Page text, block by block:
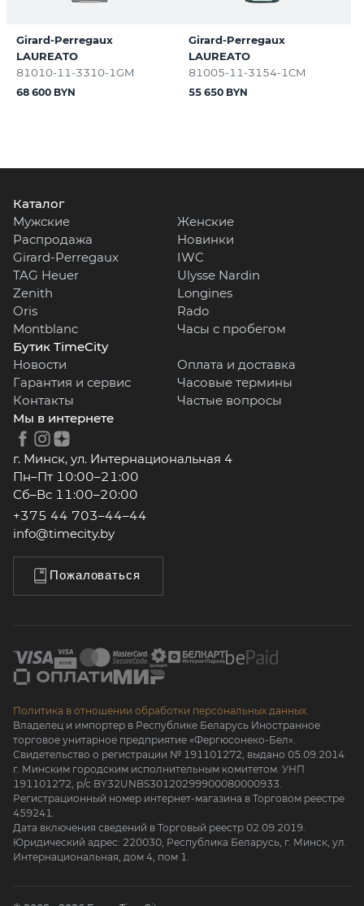
Girard-Perregaux
LAUREATO
81010-11-3310-1GM
68 600 BYN
Girard-Perregaux
LAUREATO
81005-11-3154-1CM
55 650 BYN
Каталог
Мужские
Женские
Распродажа
Новинки
Girard-Perregaux
IWC
TAG Heuer
Ulysse Nardin
Zenith
Longines
Oris
Rado
Montblanc
Часы с пробегом
Бутик TimeCity
Новости
Оплата и доставка
Гарантия и сервис
Часовые термины
Контакты
Частые вопросы
Мы в интернете
г. Минск, ул. Интернациональная 4
Пн–Пт 10:00–21:00
Сб–Вс 11:00–20:00
+375 44 703–44–44
info@timecity.by
Пожаловаться
Политика в отношении обработки персональных данных.
Владелец и импортер в Республике Беларусь Иностранное
торговое унитарное предприятие «Фергюсонеко-Бел».
Свидетельство о регистрации № 191101272, выдано 05.09.2014
г. Минским городским исполнительным комитетом. УНП
191101272, р/с BY32UNBS30120299900080000933.
Регистрационный номер интернет-магазина в Торговом реестре
459241.
Дата включения сведений в Торговый реестр 02.09.2019.
Юридический адрес: 220030, Республика Беларусь, г. Минск, ул.
Интернациональная, дом 4, пом 1.